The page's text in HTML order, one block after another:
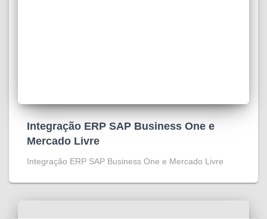
Integração ERP SAP Business One e
Mercado Livre
Integração ERP SAP Business One e Mercado Livre